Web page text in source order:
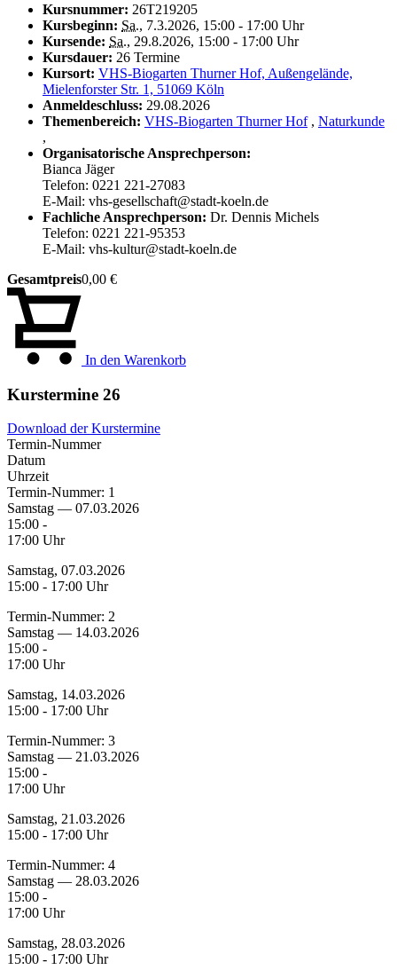
Kursnummer: 26T219205
Kursbeginn: Sa., 7.3.2026, 15:00 - 17:00 Uhr
Kursende: Sa., 29.8.2026, 15:00 - 17:00 Uhr
Kursdauer: 26 Termine
Kursort: VHS-Biogarten Thurner Hof, Außengelände,
Mielenforster Str. 1, 51069 Köln
Anmeldeschluss: 29.08.2026
Themenbereich: VHS-Biogarten Thurner Hof , Naturkunde
,
Organisatorische Ansprechperson:
Bianca Jäger
Telefon: 0221 221-27083
E-Mail: vhs-gesellschaft@stadt-koeln.de
Fachliche Ansprechperson: Dr. Dennis Michels
Telefon: 0221 221-95353
E-Mail: vhs-kultur@stadt-koeln.de
Gesamtpreis0,00 €
In den Warenkorb
Kurstermine 26
Download der Kurstermine
Termin-Nummer
Datum
Uhrzeit
Termin-Nummer: 1
Samstag — 07.03.2026
15:00 -
17:00 Uhr
Samstag, 07.03.2026
15:00 - 17:00 Uhr
Termin-Nummer: 2
Samstag — 14.03.2026
15:00 -
17:00 Uhr
Samstag, 14.03.2026
15:00 - 17:00 Uhr
Termin-Nummer: 3
Samstag — 21.03.2026
15:00 -
17:00 Uhr
Samstag, 21.03.2026
15:00 - 17:00 Uhr
Termin-Nummer: 4
Samstag — 28.03.2026
15:00 -
17:00 Uhr
Samstag, 28.03.2026
15:00 - 17:00 Uhr